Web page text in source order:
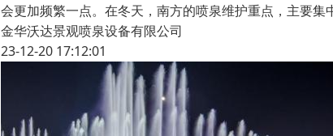
会更加频繁一点。在冬天，南方的喷泉维护重点，主要
金华沃达景观喷泉设备有限公司
23-12-20 17:12:01